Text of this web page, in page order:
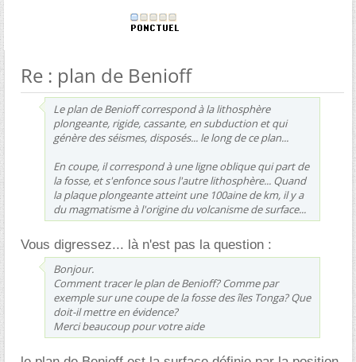
Re : plan de Benioff
Le plan de Benioff correspond à la lithosphère
plongeante, rigide, cassante, en subduction et qui
génère des séismes, disposés... le long de ce plan...
En coupe, il correspond à une ligne oblique qui part de
la fosse, et s'enfonce sous l'autre lithosphère... Quand
la plaque plongeante atteint une 100aine de km, il y a
du magmatisme à l'origine du volcanisme de surface...
Vous digressez... là n'est pas la question :
Bonjour.
Comment tracer le plan de Benioff? Comme par
exemple sur une coupe de la fosse des îles Tonga? Que
doit-il mettre en évidence?
Merci beaucoup pour votre aide